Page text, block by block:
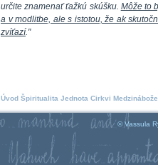
určite znamenať ťažkú skúšku. Môže to
a v modlitbe, ale s istotou, že ak
zvíťazí."
Úvod Špiritualita Jednota Cirkvi
© Vassula